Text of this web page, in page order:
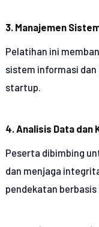
3. Manajemen
Pelatihan ini
sistem informasi
startup.
4. Analisis Data dan
Peserta dibimbing
dan menjaga
pendekatan berbasis